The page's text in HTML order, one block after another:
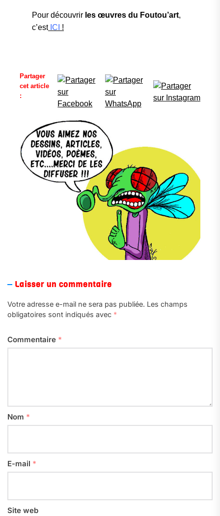
Pour découvrir les œuvres du Foutou’art,
c’est ICI !
Partager
cet article
:
Laisser un commentaire
Votre adresse e-mail ne sera pas publiée. Les champs
obligatoires sont indiqués avec *
Commentaire *
Nom *
E-mail *
Site web